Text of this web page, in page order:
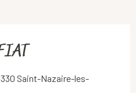
Saint-Nazaire-les-